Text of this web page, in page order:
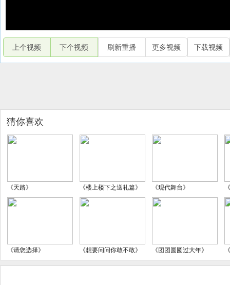
上个视频 下个视频 刷新重播 更多视频 下载视频
猜你喜欢
《天路》 《楼上楼下之送礼篇》 《现代舞台》
《请您选择》 《想要问问你敢不敢》 《团团圆圆过大年》